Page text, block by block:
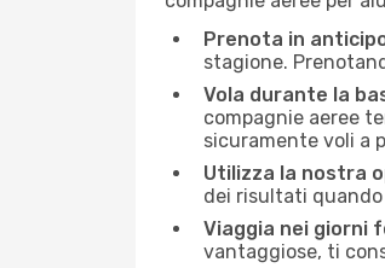
Prenota in
stagione.
Vola durante la
compagnie aeree
sicuramente voli a
Utilizza la nostra
dei risultati quando
Viaggia nei giorni
vantaggiose, ti